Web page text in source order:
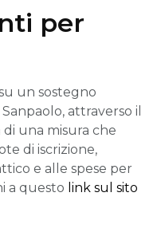
per
un sostegno
attraverso il
di una misura che
di iscrizione,
e alle spese per
a questo link sul sito